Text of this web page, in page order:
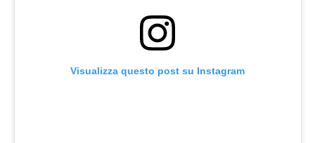
Visualizza questo post su Instagram